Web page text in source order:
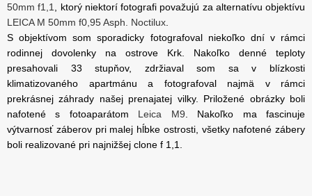
50mm f1,1
, ktorý niektorí fotografi považujú za alternatívu objektívu
LEICA M 50mm f0,95 Asph. Noctilux
S objektívom som sporadicky fotografoval niekoľko dní v rámci
rodinnej dovolenky na ostrove Krk. Nakoľko denné teploty
presahovali 33 stupňov, zdržiaval som sa v blízkosti
klimatizovaného apartmánu a fotografoval najmä v rámci
prekrásnej záhrady našej prenajatej vilky. Priložené obrázky boli
nafotené s fotoaparátom Leica M9 . Nakoľko ma fascinuje
výtvarnosť záberov pri malej hĺbke ostrosti, všetky nafotené zábery
boli realizované pri najnižšej clone f 1,1.